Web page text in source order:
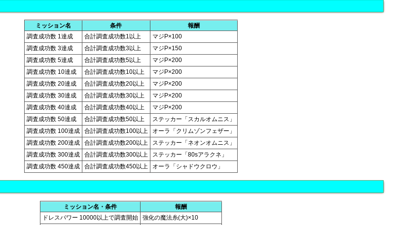
ミッション名 条件
報酬
調査成功数 1達成
合計調査成功数1以上
マジP×100
調査成功数 3達成
合計調査成功数3以上
マジP×150
調査成功数 5達成
合計調査成功数5以上
マジP×200
調査成功数 10達成
合計調査成功数10以上
マジP×200
調査成功数 20達成
合計調査成功数20以上
マジP×200
調査成功数 30達成
合計調査成功数30以上
マジP×200
調査成功数 40達成
合計調査成功数40以上
マジP×200
調査成功数 50達成
合計調査成功数50以上
ステッカー「スカルオムニス」
調査成功数 100達成
合計調査成功数100以上
オーラ「クリムゾンフェザー」
調査成功数 200達成
合計調査成功数200以上
ステッカー「ネオンオムニス」
調査成功数 300達成
合計調査成功数300以上
ステッカー「80sアラクネ」
調査成功数 450達成
合計調査成功数450以上 オーラ「シャドウクロウ」
ミッション名・条件
報酬
ドレスパワー 10000以上で調査開始
強化の魔法糸(大)×10